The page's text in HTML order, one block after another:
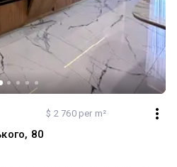
$ 2 760 per m²
80